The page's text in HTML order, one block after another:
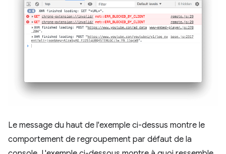
Le message du haut de l'exemple ci-dessus montre le
comportement de regroupement par défaut de la